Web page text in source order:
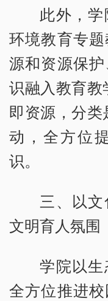
此外，
环境教育专
源和资源保
识融入教育教
即资源，分类
动，全方位
识。
三、以
文明育人氛围
学院以生
全方位推进校